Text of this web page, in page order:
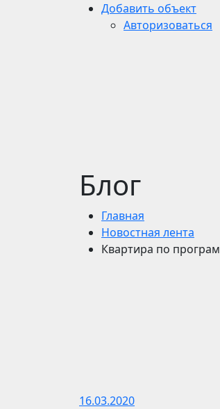
Добавить объект
Авторизоваться
Блог
Главная
Новостная лента
Квартира по
16.03.2020